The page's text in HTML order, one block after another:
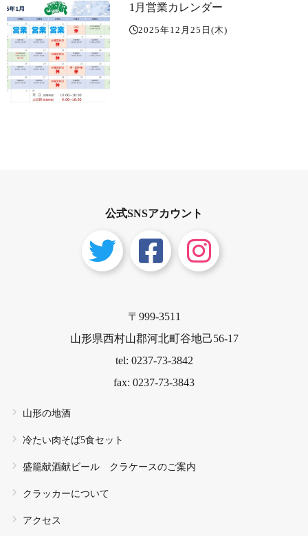
スが起こり今日は採算は二の次 本
日限 りのハーモニーをお楽しみく
1月営業カレンダー
2025年12月25日(木)
公式SNSアカウント
〒999-3511
山形県西村山郡河北町谷地己56-17
tel: 0237-73-3842
fax: 0237-73-3843
山形の地酒
冷たい肉そば5食セット
盛籠献酒献ビール クラケースのご案内
クラッカーについて
アクセス